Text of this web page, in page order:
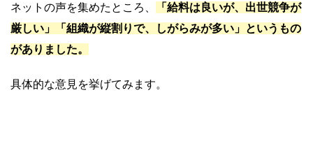
ネットの声を集めたところ、
「給料は良いが、出世競争が
厳しい」「組織が縦割りで、しがらみが多い」というもの
がありました。
具体的な意見を挙げてみます。